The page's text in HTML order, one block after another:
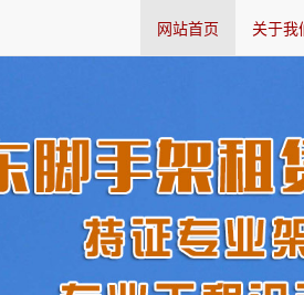
网站首页 关于我